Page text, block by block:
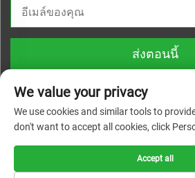
ส่งตอนนี้
สงวนลิขสิทธิ์ทุกประการ |
นโยบาย
We value your privacy
We use cookies and similar tools to
don't want to accept all cookies, click
Accept all